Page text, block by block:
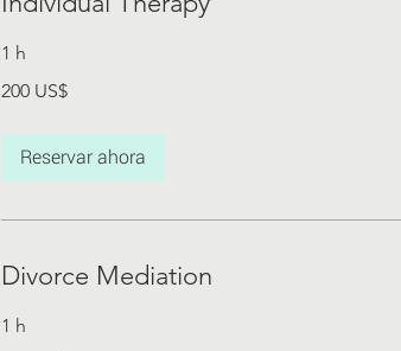
1 h
dólares
200 US$
Reservar ahora
Divorce Mediation
1 h